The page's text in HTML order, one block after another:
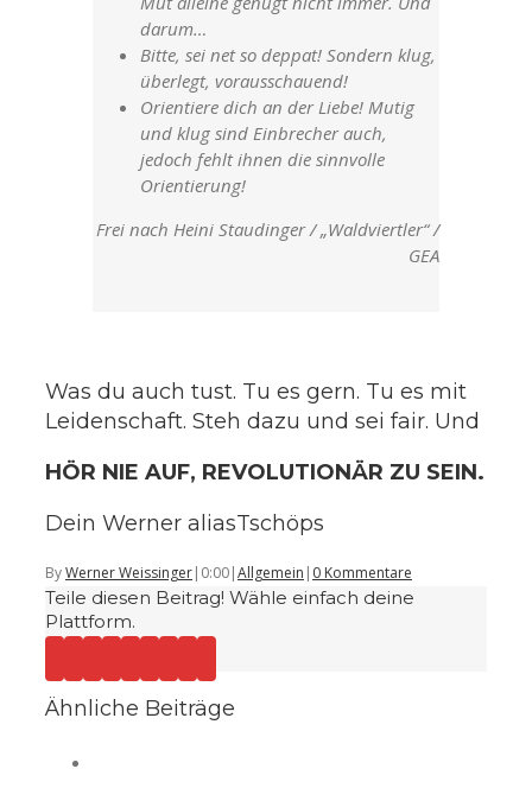
darum…
Bitte, sei net so deppat! Sondern klug,
überlegt, vorausschauend!
Orientiere dich an der Liebe! Mutig
und klug sind Einbrecher auch,
jedoch fehlt ihnen die sinnvolle
Orientierung!
Frei nach Heini Staudinger / „Waldviertler“ /
GEA
Was du auch tust. Tu es gern. Tu es mit
Leidenschaft. Steh dazu und sei fair. Und
HÖR NIE AUF, REVOLUTIONÄR ZU SEIN.
Dein Werner aliasTschöps
ByWerner Weissinger| 0:00|Allgemein | 0 Kommentare
Teile diesen Beitrag! Wähle einfach deine
Plattform.
Ähnliche Beiträge